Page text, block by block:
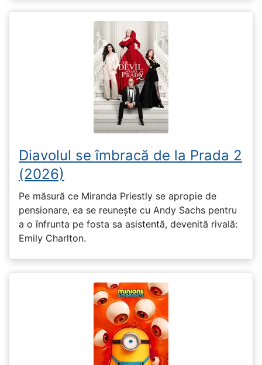
Diavolul se îmbracă de la Prada 2
(2026)
Pe măsură ce Miranda Priestly se apropie de
pensionare, ea se reunește cu Andy Sachs pentru
a o înfrunta pe fosta sa asistentă, devenită rivală:
Emily Charlton.